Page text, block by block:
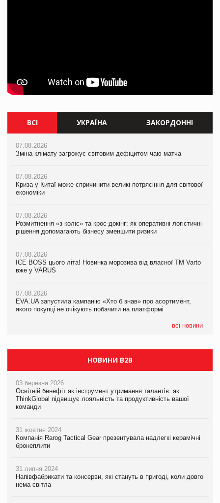
ВСІ УКРАЇНА ЗАКОРДОННІ
07.08.2026
Зміна клімату загрожує світовим дефіцитом чаю матча
07.08.2026
Криза у Китаї може спричинити великі потрясіння для світової
економіки
07.08.2026
Розмитнення «з коліс» та крос-докінг: як оперативні логістичні
рішення допомагають бізнесу зменшити ризики
07.08.2026
ICE BOSS цього літа! Новинка морозива від власної ТМ Varto
вже у VARUS
07.08.2026
EVA.UA запустила кампанію «Хто б знав» про асортимент,
якого покупці не очікують побачити на платформі
всі новини
07.08.2026
Зміна клімату загрожує світовим дефіцитом чаю матча
07.08.2026
Криза у Китаї може спричинити великі потрясіння для світової
економіки
07.08.2026
Розмитнення «з коліс» та крос-докінг: як оперативні логістичні
рішення допомагають бізнесу зменшити ризики
07.08.2026
ICE BOSS цього літа! Новинка морозива від власної ТМ Varto
вже у VARUS
07.08.2026
EVA.UA запустила кампанію «Хто б знав» про асортимент,
якого покупці не очікують побачити на платформі
07.08.2026
Зміна клімату загрожує світовим дефіцитом чаю матча
07.08.2026
Криза у Китаї може спричинити великі потрясіння для світової
економіки
07.08.2026
Kraft Heinz скоротила збиток у першому півріччі
Продажі Hugo Boss впали на 9%
НОВИНИ B2B
03 березня 2026
Освітній бенефіт як інструмент утримання талантів: як
ThinkGlobal підвищує лояльність та продуктивність вашої
команди
31 жовтня 2024
Компанія Rarog Tactical Gear презентувала надлегкі керамічні
бронеплити
31 липня 2024
Напівфабрикати та консерви, які стануть в пригоді, коли довго
нема світла